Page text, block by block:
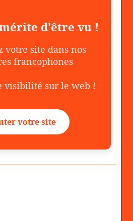
d'être vu !
votre site dans nos
francophones
visibilité sur le web !
votre site